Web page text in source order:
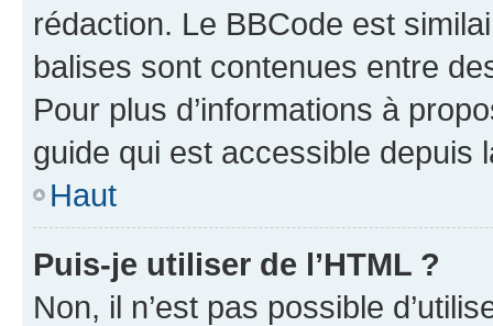
rédaction. Le BBCode est
balises sont contenues entre
Pour plus d’informations à
guide qui est accessible depuis
Haut
Puis-je utiliser de l’HTML ?
Non, il n’est pas possible